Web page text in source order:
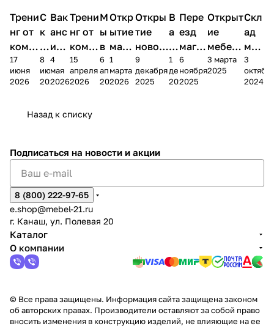
Трени
нг от
комп
ании
Мело
17
июня
2026
С
к
и
д
к
2
8
июня
2026
Вак
анс
ия в
Чеб
окс
4
мая
2026
Трени
нг от
комп
ании
Мело
15
апреля
2026
М
ы
в
М
А
6
апреля
2026
Откр
ытие
мага
зина
в
1
марта
2026
Откры
тие
новог
о
магаз
9
декабря
2025
В
а
к
а
н
1
декабря
2025
Пере
езд
магаз
ина в
г.
6
ноября
2025
Открыт
ие
мебель
ного
салона
3 марта
2025
Скл
ад
меб
ели
пер
3
2024
Назад к списку
Подписаться на новости и акции
8 (800) 222-97-65
e.shop@mebel-21.ru
г. Канаш, ул. Полевая 20
Каталог
О компании
© Все права защищены. Информация сайта защищена законом
об авторских правах. Производители оставляют за собой право
вносить изменения в конструкцию изделий, не влияющие на ее